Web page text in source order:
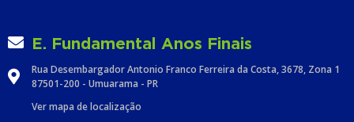
E. Fundamental Anos Finais
Rua Desembargador Antonio Franco Ferreira da Costa, 3678, Zona 1
87501-200 - Umuarama - PR
Ver mapa de localização